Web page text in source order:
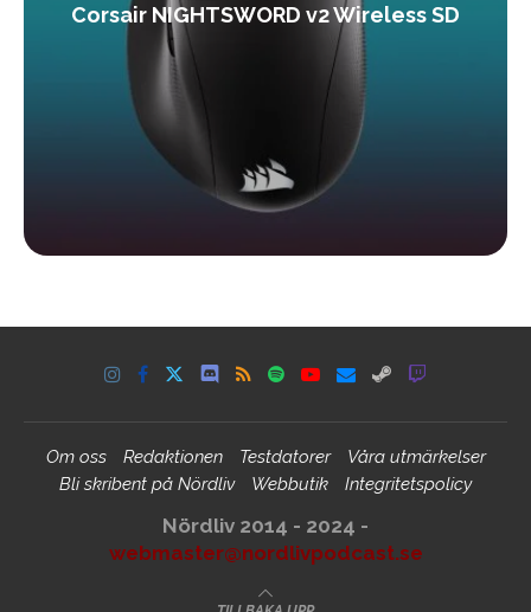
Corsair NIGHTSWORD v2 Wireless SD
Om oss Redaktionen Testdatorer
Våra utmärkelser
Bli skribent på Nördliv
Webbutik Integritetspolicy
Nördliv 2014 - 2024 -
webmaster@nordlivpodcast.se